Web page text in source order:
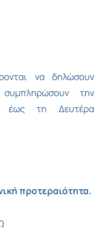
να δηλώσουν
την
έως τη Δευτέρα
προτεραιότητα.